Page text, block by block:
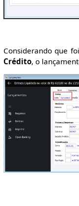
Considerando que
Crédito, o